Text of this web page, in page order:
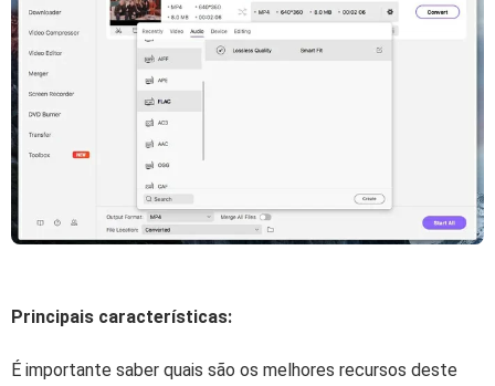
Principais características:
É importante saber quais são os melhores recursos deste